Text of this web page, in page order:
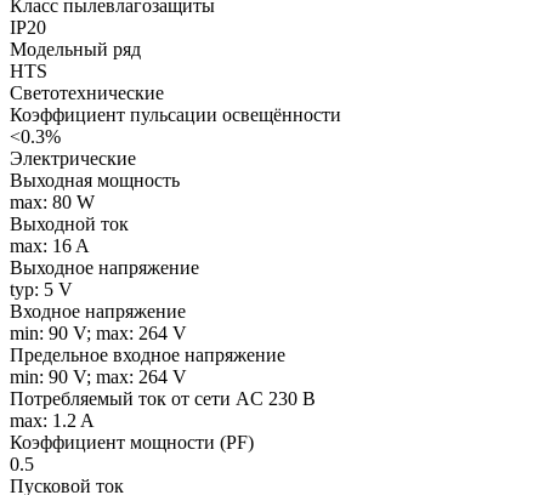
Класс пылевлагозащиты
IP20
Модельный ряд
HTS
Светотехнические
Коэффициент пульсации освещённости
<0.3%
Электрические
Выходная мощность
max: 80 W
Выходной ток
max: 16 A
Выходное напряжение
typ: 5 V
Входное напряжение
min: 90 V; max: 264 V
Предельное входное напряжение
min: 90 V; max: 264 V
Потребляемый ток от сети AC 230 В
max: 1.2 A
Коэффициент мощности (PF)
0.5
Пусковой ток